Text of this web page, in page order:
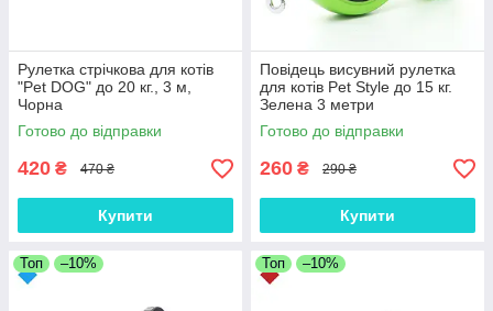
Рулетка стрічкова для котів
"Pet DOG" до 20 кг., 3 м,
Чорна
Готово до відправки
420 ₴ 470 ₴
Купити
Повідець висувний рулетка
для котів Pet Style до 15 кг.
Зелена 3 метри
Готово до відправки
260 ₴ 290 ₴
Купити
Топ –10% Топ –10%